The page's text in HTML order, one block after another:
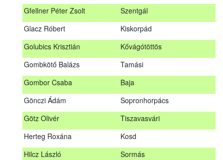
Gfellner Péter Zsolt
Szentgál
Glacz Róbert
Kiskorpád
Golubics Krisztián
Kővágótöttös
Gombkötő Balázs
Tamási
Gombor Csaba
Baja
Gönczi Ádám
Sopronhorpács
Götz Olivér
Tiszavasvári
Herteg Roxána
Kosd
Hilcz László
Sormás
Szilvásvárad
Egyházasrádóc
Kiskorpád
Kővágótöttös
Gombor Csaba